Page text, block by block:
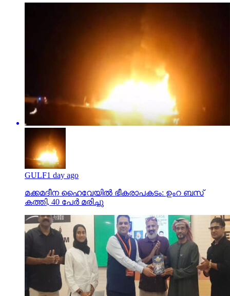
GULF1 day ago
മക്കമദീന ഹൈവേയില്‍ ഭീകരാപകടം: ഉംറ ബസ്
കത്തി, 40 പേര്‍ മരിച്ചു